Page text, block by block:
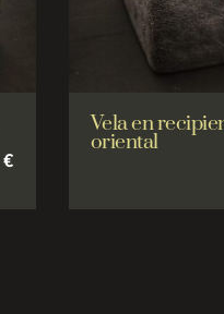
€
Vela en
oriental